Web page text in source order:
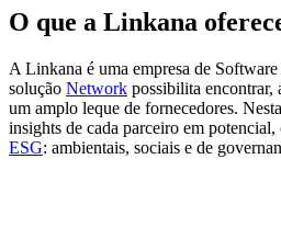
O que a Linkana
A Linkana é uma empresa de
solução Network possibilita encontrar,
um amplo leque de fornecedores.
insights de cada parceiro em
ESG: ambientais, sociais e de